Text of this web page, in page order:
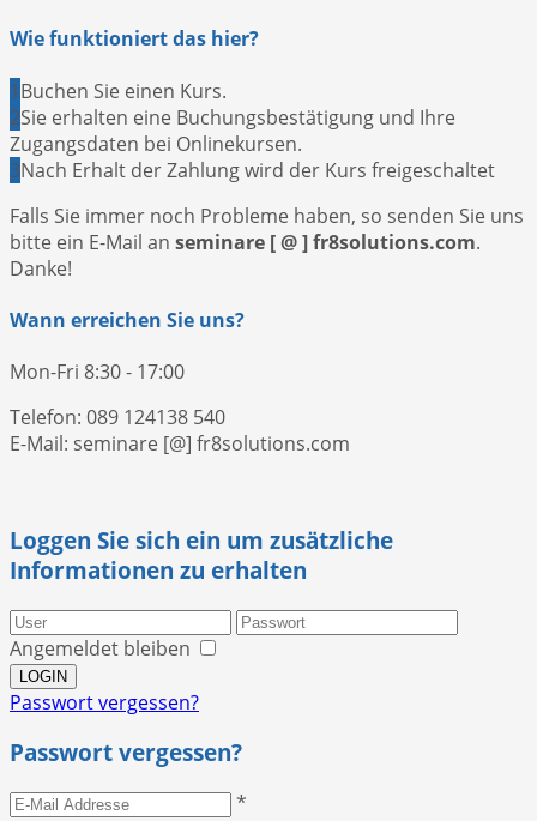
Wie funktioniert das hier?
1Buchen Sie einen Kurs.
2Sie erhalten eine Buchungsbestätigung und Ihre
Zugangsdaten bei Onlinekursen.
3Nach Erhalt der Zahlung wird der Kurs freigeschaltet
Falls Sie immer noch Probleme haben, so senden Sie uns
bitte ein E-Mail an seminare [ @ ] fr8solutions.com.
Danke!
Wann erreichen Sie uns?
Mon-Fri 8:30 - 17:00
Telefon: 089 124138 540
E-Mail: seminare [@] fr8solutions.com
Loggen Sie sich ein um zusätzliche
Informationen zu erhalten
Angemeldet bleiben
Passwort vergessen?
Passwort vergessen?
*